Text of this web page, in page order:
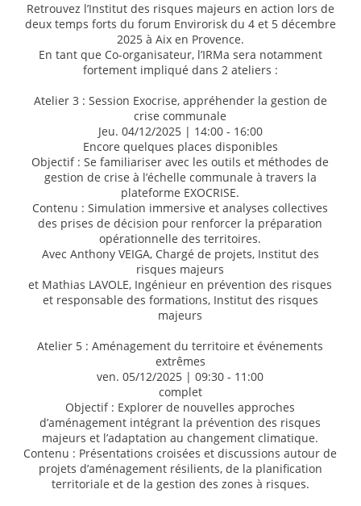
Retrouvez l’Institut des risques majeurs en action lors de
deux temps forts du forum Envirorisk du 4 et 5 décembre
2025 à Aix en Provence.
En tant que Co-organisateur, l’IRMa sera notamment
fortement impliqué dans 2 ateliers :
Atelier 3 : Session Exocrise, appréhender la gestion de
crise communale
Jeu. 04/12/2025 | 14:00 - 16:00
Encore quelques places disponibles
Objectif : Se familiariser avec les outils et méthodes de
gestion de crise à l’échelle communale à travers la
plateforme EXOCRISE.
Contenu : Simulation immersive et analyses collectives
des prises de décision pour renforcer la préparation
opérationnelle des territoires.
Avec Anthony VEIGA, Chargé de projets, Institut des
risques majeurs
et Mathias LAVOLE, Ingénieur en prévention des risques
et responsable des formations, Institut des risques
majeurs
Atelier 5 : Aménagement du territoire et événements
extrêmes
ven. 05/12/2025 | 09:30 - 11:00
complet
Objectif : Explorer de nouvelles approches
d’aménagement intégrant la prévention des risques
majeurs et l’adaptation au changement climatique.
Contenu : Présentations croisées et discussions autour de
projets d’aménagement résilients, de la planification
territoriale et de la gestion des zones à risques.